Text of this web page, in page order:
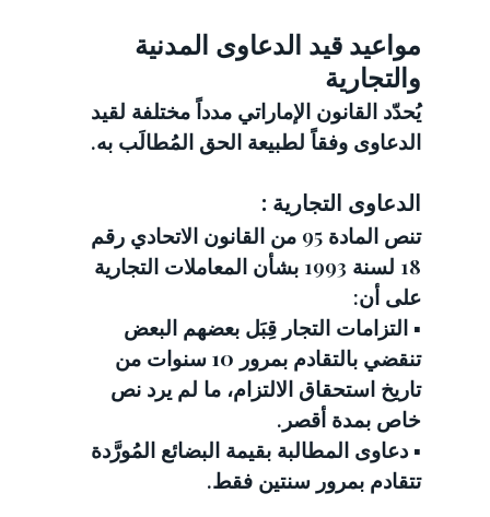
مواعيد قيد الدعاوى المدنية
والتجارية
يُحدّد القانون الإماراتي مدداً مختلفة لقيد
الدعاوى وفقاً لطبيعة الحق المُطالَب به.
الدعاوى التجارية :
تنص المادة 95 من القانون الاتحادي رقم
18 لسنة 1993 بشأن المعاملات التجارية
على أن:
▪️ التزامات التجار قِبَل بعضهم البعض
تنقضي بالتقادم بمرور 10 سنوات
من
تاريخ استحقاق الالتزام، ما لم يرد نص
خاص بمدة أقصر.
▪️ دعاوى المطالبة بقيمة البضائع المُورَّدة
تتقادم بمرور سنتين فقط.